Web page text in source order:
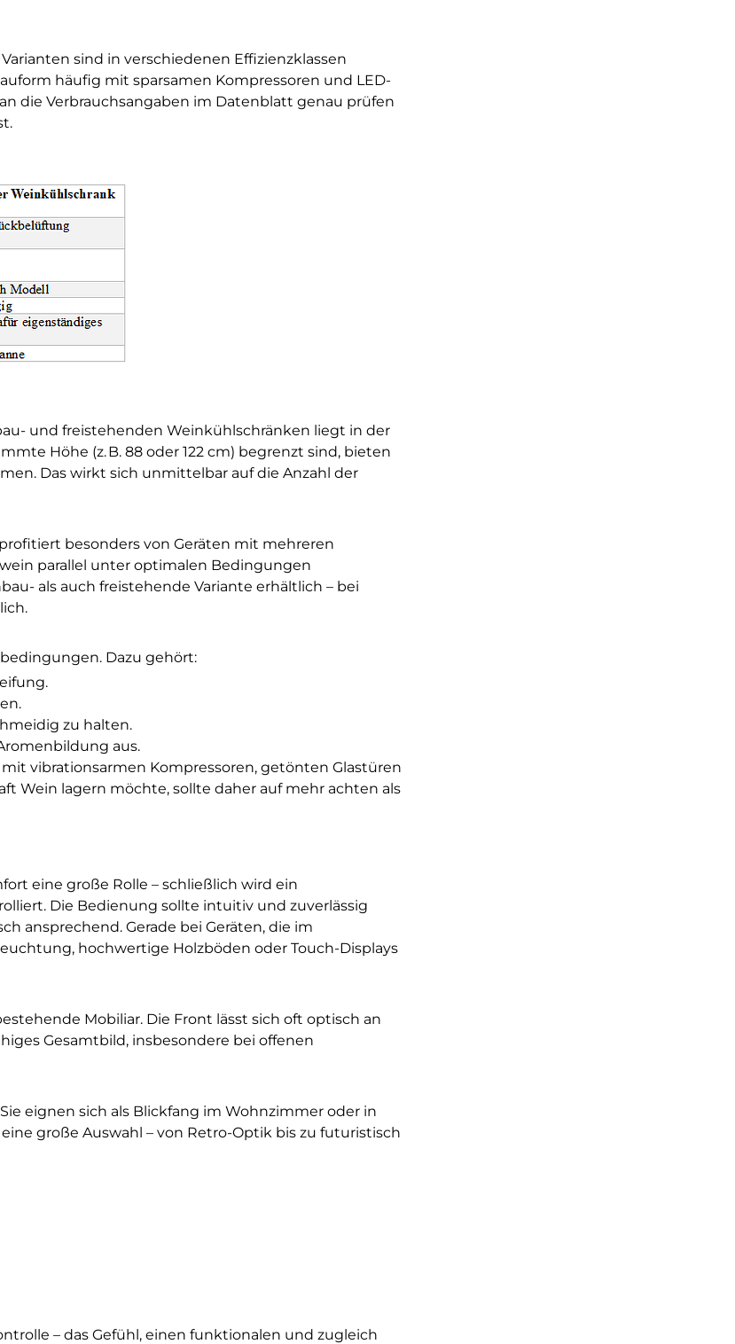
sind in verschiedenen Effizienzklassen
häufig mit sparsamen Kompressoren und LED-
die Verbrauchsangaben im Datenblatt genau prüfen
und freistehenden Weinkühlschränken liegt in der
Höhe (z. B. 88 oder 122 cm) begrenzt sind, bieten
Das wirkt sich unmittelbar auf die Anzahl der
besonders von Geräten mit mehreren
parallel unter optimalen Bedingungen
als auch freistehende Variante erhältlich – bei
Dazu gehört:
zu halten.
aus.
vibrationsarmen Kompressoren, getönten Glastüren
Wein lagern möchte, sollte daher auf mehr achten als
eine große Rolle – schließlich wird ein
Die Bedienung sollte intuitiv und zuverlässig
ansprechend. Gerade bei Geräten, die im
hochwertige Holzböden oder Touch-Displays
Mobiliar. Die Front lässt sich oft optisch an
Gesamtbild, insbesondere bei offenen
eignen sich als Blickfang im Wohnzimmer oder in
große Auswahl – von Retro-Optik bis zu futuristisch
– das Gefühl, einen funktionalen und zugleich